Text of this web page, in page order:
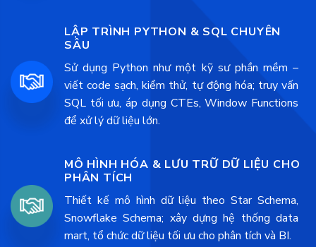
LẬP TRÌNH PYTHON & SQL CHUYÊN
SÂU
Sử dụng Python như một kỹ sư phần mềm –
viết code sạch, kiểm thử, tự động hóa; truy vấn
SQL tối ưu, áp dụng CTEs, Window Functions
để xử lý dữ liệu lớn.
MÔ HÌNH HÓA & LƯU TRỮ DỮ LIỆU CHO
PHÂN TÍCH
Thiết kế mô hình dữ liệu theo Star Schema,
Snowflake Schema; xây dựng hệ thống data
mart, tổ chức dữ liệu tối ưu cho phân tích và BI.